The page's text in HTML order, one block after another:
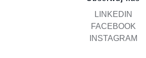
LINKEDIN
FACEBOOK
INSTAGRAM